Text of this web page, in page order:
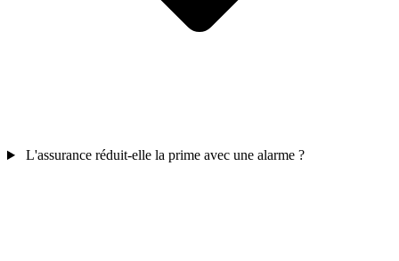
L'assurance réduit-elle la prime avec une alarme ?